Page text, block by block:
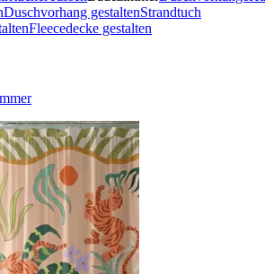
Duschvorhang gestaltenStrandtuch
Fleecedecke gestalten